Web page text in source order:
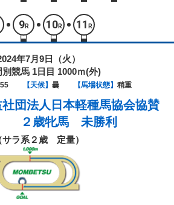
9R 10R 11 R
年7月9日（火）
別競馬 1日目 1000ｍ(外)
【天候】 曇 【馬場状態】 稍重
団法人日本軽種馬協会協賛
２歳牝馬 未勝利
サラ系２歳 定量）